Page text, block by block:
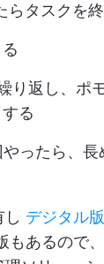
タスクを終
り返し、ポ
る
ったら、
デジタル
もあるので